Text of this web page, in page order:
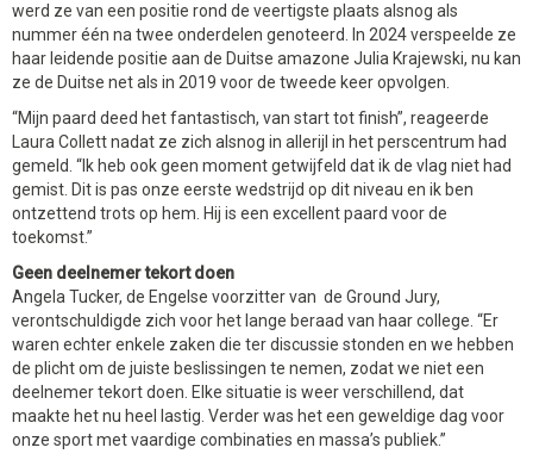
werd ze van een positie rond de veertigste plaats alsnog als
nummer één na twee onderdelen genoteerd. In 2024 verspeelde ze
haar leidende positie aan de Duitse amazone Julia Krajewski, nu kan
ze de Duitse net als in 2019 voor de tweede keer opvolgen.
“Mijn paard deed het fantastisch, van start tot finish”, reageerde
Laura Collett nadat ze zich alsnog in allerijl in het perscentrum had
gemeld. “Ik heb ook geen moment getwijfeld dat ik de vlag niet had
gemist. Dit is pas onze eerste wedstrijd op dit niveau en ik ben
ontzettend trots op hem. Hij is een excellent paard voor de
toekomst.”
Geen deelnemer tekort doen
Angela Tucker, de Engelse voorzitter van de Ground Jury,
verontschuldigde zich voor het lange beraad van haar college. “Er
waren echter enkele zaken die ter discussie stonden en we hebben
de plicht om de juiste beslissingen te nemen, zodat we niet een
deelnemer tekort doen. Elke situatie is weer verschillend, dat
maakte het nu heel lastig. Verder was het een geweldige dag voor
onze sport met vaardige combinaties en massa’s publiek.”